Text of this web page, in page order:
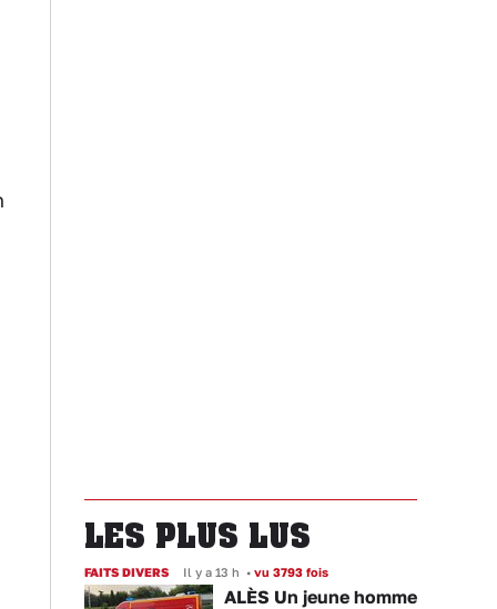
LES PLUS LUS
FAITS DIVERS Il y a 13 h • vu 3793 fois
ALÈS Un jeune homme